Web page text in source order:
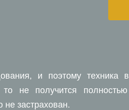
и поэтому техника
не получится
не застрахован.